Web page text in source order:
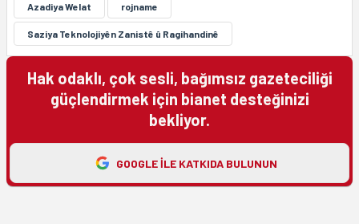
Azadiya Welat rojname
Saziya Teknolojiyên Zanistê û Ragihandinê
Hak odaklı, çok sesli, bağımsız gazeteciliği
güçlendirmek için bianet desteğinizi
bekliyor.
GOOGLE ILE KATKIDA BULUNUN